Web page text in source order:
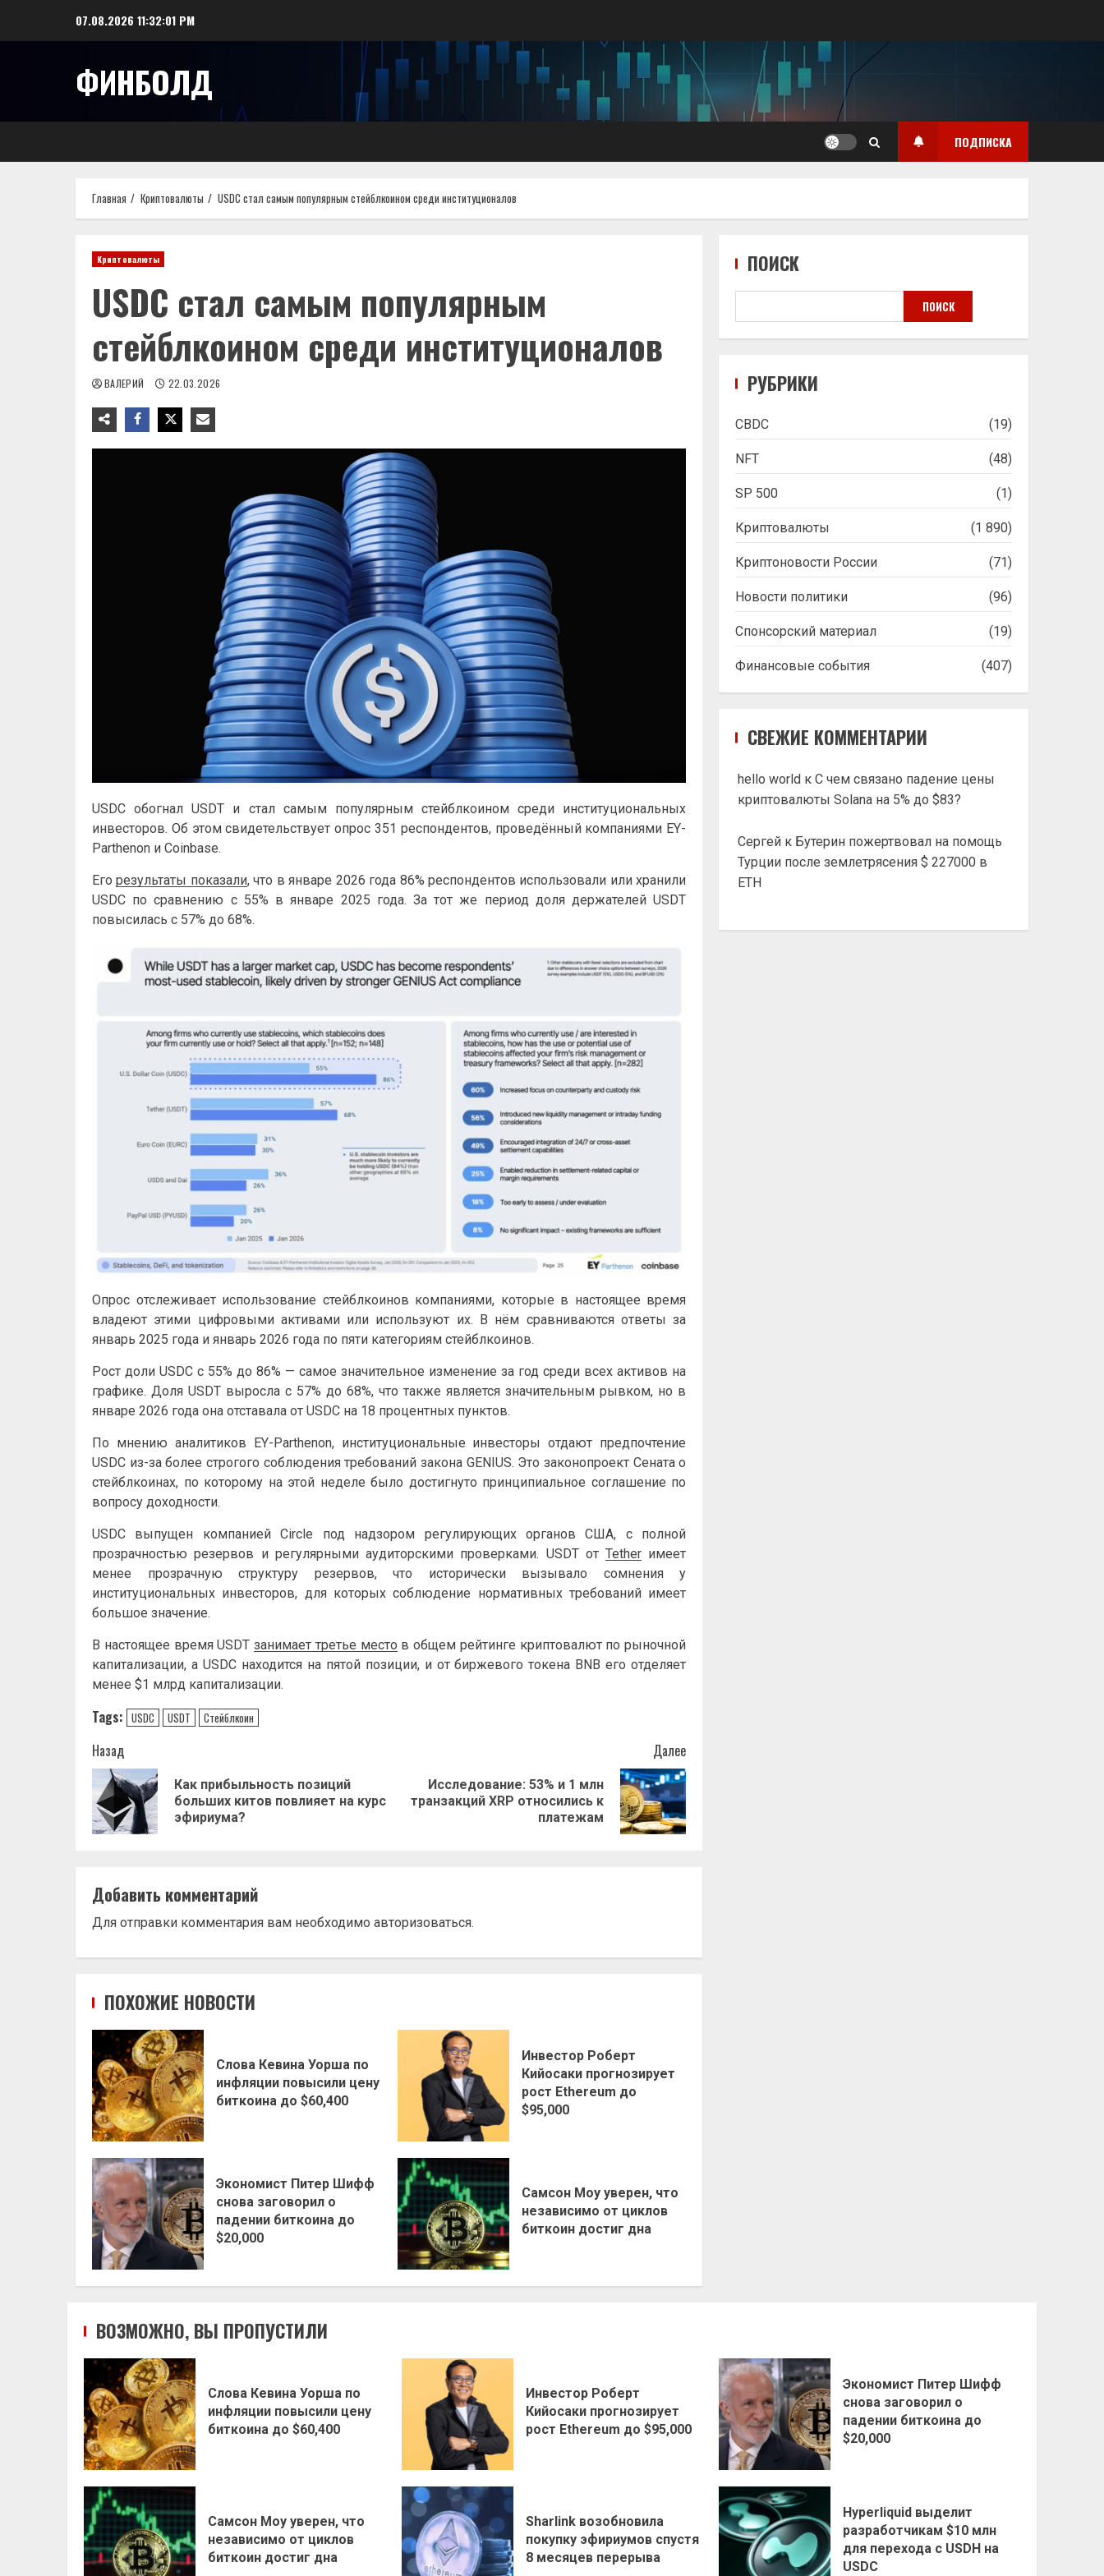
07.08.2026 11:32:01 PM
ФИНБОЛД
ПОДПИСКА
Главная Криптовалюты USDC стал самым популярным стейблкоином среди институционалов
Криптовалюты
USDC стал самым популярным
стейблкоином среди институционалов
ВАЛЕРИЙ 22.03.2026
USDC обогнал USDT и стал самым популярным стейблкоином среди институциональных
инвесторов. Об этом свидетельствует опрос 351 респондентов, проведённый компаниями EY-
Parthenon и Coinbase.
Егорезультаты показали, что в январе 2026 года 86% респондентов использовали или хранили
USDC по сравнению с 55% в январе 2025 года. За тот же период доля держателей USDT
повысилась с 57% до 68%.
Опрос отслеживает использование стейблкоинов компаниями, которые в настоящее время
владеют этими цифровыми активами или используют их. В нём сравниваются ответы за
январь 2025 года и январь 2026 года по пяти категориям стейблкоинов.
Рост доли USDC с 55% до 86% — самое значительное изменение за год среди всех активов на
графике. Доля USDT выросла с 57% до 68%, что также является значительным рывком, но в
январе 2026 года она отставала от USDC на 18 процентных пунктов.
По мнению аналитиков EY-Parthenon, институциональные инвесторы отдают предпочтение
USDC из-за более строгого соблюдения требований закона GENIUS. Это законопроект Сената о
стейблкоинах, по которому на этой неделе было достигнуто принципиальное соглашение по
вопросу доходности.
USDC выпущен компанией Circle под надзором регулирующих органов США, с полной
прозрачностью резервов и регулярными аудиторскими проверками. USDT от Tether имеет
менее прозрачную структуру резервов, что исторически вызывало сомнения у
институциональных инвесторов, для которых соблюдение нормативных требований имеет
большое значение.
В настоящее время USDTзанимает третье место в общем рейтинге криптовалют по рыночной
капитализации, а USDC находится на пятой позиции, и от биржевого токена BNB его отделяет
менее $1 млрд капитализации.
Tags: USDC USDT Стейблкоин
Навигация
записи
Назад
Предыдущая
Как прибыльность позиций
больших китов повлияет на курс
эфириума?
Далее
Следующая
Исследование: 53% и 1 млн
транзакций XRP относились к
платежам
Добавить комментарий
Для отправки комментария вам необходимо авторизоваться.
ПОХОЖИЕ НОВОСТИ
Слова Кевина Уорша по
инфляции повысили цену
биткоина до $60,400
Инвестор Роберт
Кийосаки прогнозирует
рост Ethereum до
$95,000
Экономист Питер Шифф
снова заговорил о
падении биткоина до
$20,000
Самсон Моу уверен, что
независимо от циклов
биткоин достиг дна
ПОИСК
ПОИСК
РУБРИКИ
CBDC (19)
NFT (48)
SP 500 (1)
Криптовалюты (1 890)
Криптоновости России (71)
Новости политики (96)
Спонсорский материал (19)
Финансовые события (407)
СВЕЖИЕ КОММЕНТАРИИ
hello world кС чем связано падение цены
криптовалюты Solana на 5% до $83?
Сергей к Бутерин пожертвовал на помощь
Турции после землетрясения $ 227000 в
ETH
ВОЗМОЖНО, ВЫ ПРОПУСТИЛИ
Слова Кевина Уорша по
инфляции повысили цену
биткоина до $60,400
Инвестор Роберт
Кийосаки прогнозирует
рост Ethereum до $95,000
Экономист Питер Шифф
снова заговорил о
падении биткоина до
$20,000
Самсон Моу уверен, что
независимо от циклов
биткоин достиг дна
Sharlink возобновила
покупку эфириумов спустя
8 месяцев перерыва
Hyperliquid выделит
разработчикам $10 млн
для перехода с USDH на
USDC